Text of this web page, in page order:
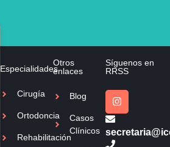
Especialidades
Cirugía
Ortodoncia
Rehabilitación
Otros
enlaces
Blog
Casos
Clínicos
Síguenos en
RRSS